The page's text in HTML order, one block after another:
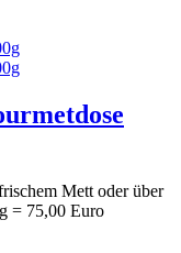
Mett oder über
= 75,00 Euro